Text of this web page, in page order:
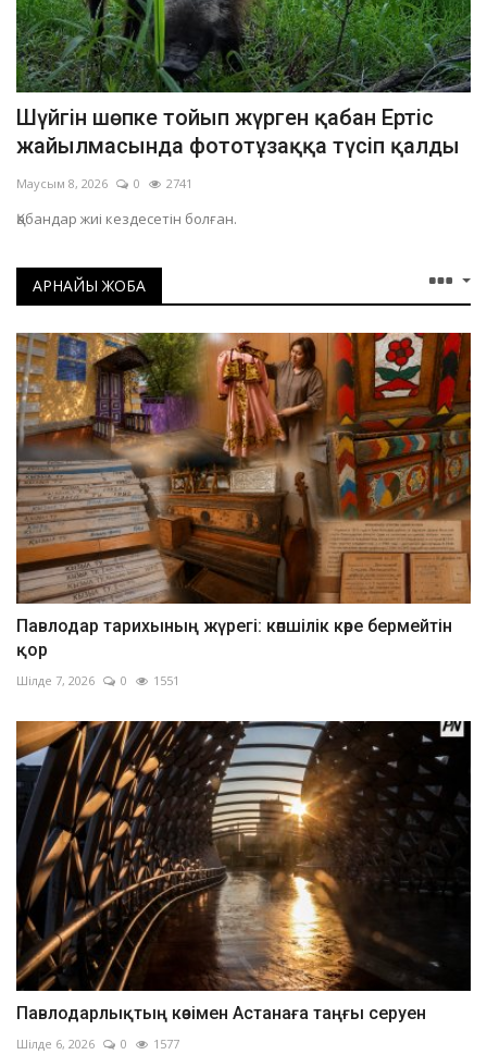
Шүйгін шөпке тойып жүрген қабан Ертіс
жайылмасында фототұзаққа түсіп қалды
Маусым 8, 2026 0 2741
Қабандар жиі кездесетін болған.
АРНАЙЫ ЖОБА
Павлодар тарихының жүрегі: көпшілік көре бермейтін
қор
Шілде 7, 2026 0 1551
Павлодарлықтың көзімен Астанаға таңғы серуен
Шілде 6, 2026 0 1577